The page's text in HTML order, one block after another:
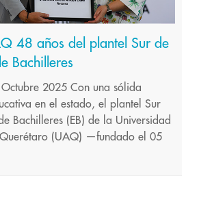
48 años del plantel Sur de
Bachilleres
2025 Con una sólida
en el estado, el plantel Sur
Bachilleres (EB) de la Universidad
(UAQ) —fundado el 05